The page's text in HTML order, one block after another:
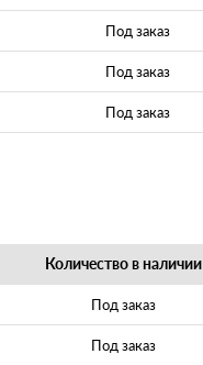
Под заказ
Под заказ
Под заказ
Количество в наличии
Под заказ
Под заказ